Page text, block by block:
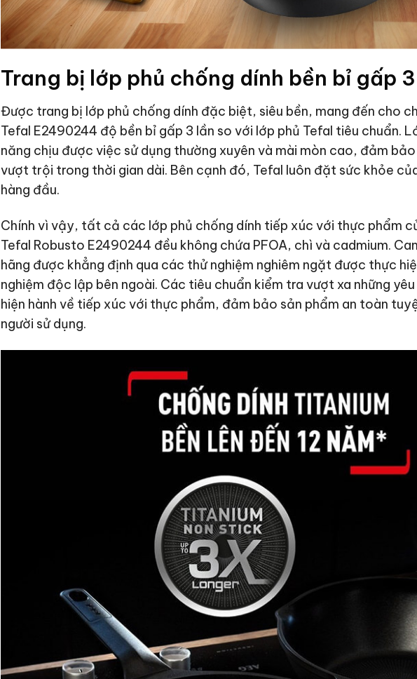
Trang bị lớp phủ chống dính bền bỉ gấp
Được trang bị lớp phủ chống dính đặc biệt, siêu bền, mang đến cho
Tefal E2490244 độ bền bỉ gấp 3 lần so với lớp phủ Tefal tiêu chuẩn.
năng chịu được việc sử dụng thường xuyên và mài mòn cao, đảm
vượt trội trong thời gian dài. Bên cạnh đó, Tefal luôn đặt sức khỏe
hàng đầu.
Chính vì vậy, tất cả các lớp phủ chống dính tiếp xúc với thực phẩm
Tefal Robusto E2490244 đều không chứa PFOA, chì và cadmium.
hãng được khẳng định qua các thử nghiệm nghiêm ngặt được thực
nghiệm độc lập bên ngoài. Các tiêu chuẩn kiểm tra vượt xa những
hiện hành về tiếp xúc với thực phẩm, đảm bảo sản phẩm an toàn
người sử dụng.